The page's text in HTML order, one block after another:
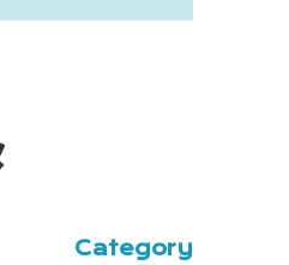
Category